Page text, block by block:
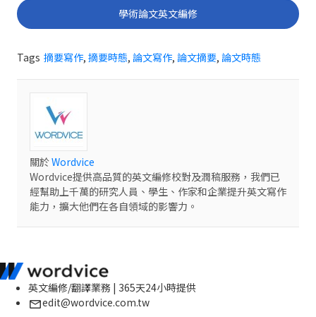
學術論文英文編修
Tags 摘要寫作, 摘要時態, 論文寫作, 論文摘要, 論文時態
關於Wordvice
Wordvice提供高品質的英文編修校對及潤稿服務，我們已
經幫助上千萬的研究人員、學生、作家和企業提升英文寫作
能力，擴大他們在各自領域的影響力。
英文編修/翻譯業務 | 365天24小時提供
edit@wordvice.com.tw